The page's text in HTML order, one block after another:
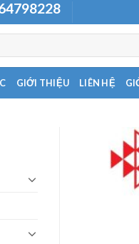
GIỚI THIỆU LIÊN HỆ